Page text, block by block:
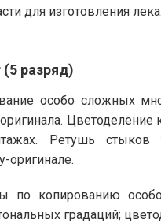
для изготовления
разряд)
особо сложных
Ретушь стыков
оригинале.
по копированию
градаций;